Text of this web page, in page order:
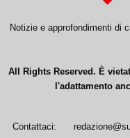
Notizie e approfondimenti di
All Rights Reserved. È
l'adattamento
Contattaci: